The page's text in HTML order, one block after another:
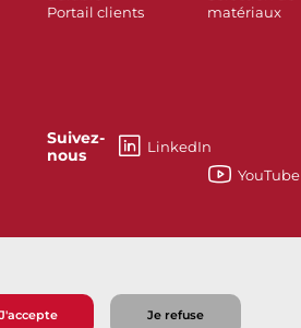
J'accepte Je refuse
Portail clients
Suivez-
nous
LinkedIn
matériaux
YouTube